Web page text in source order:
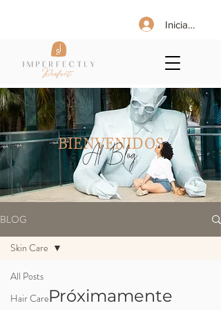
Iniciar sesión
BIENVENIDOS
Al Blog
BLOG
All Posts
Hair Care
Skin Care
Próximamente